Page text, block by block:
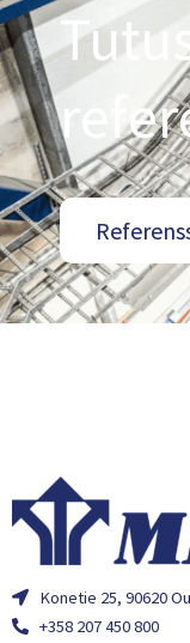
Konetie 25, 90620
+358 207 450 800